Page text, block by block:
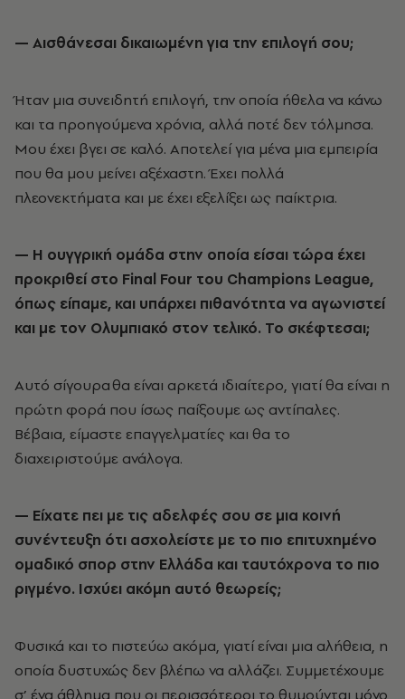
— Αισθάνεσαι δικαιωμένη για την επιλογή σου;
Ήταν μια συνειδητή επιλογή, την οποία ήθελα να κάνω
και τα προηγούμενα χρόνια, αλλά ποτέ δεν τόλμησα.
Μου έχει βγει σε καλό. Αποτελεί για μένα μια εμπειρία
που θα μου μείνει αξέχαστη. Έχει πολλά
πλεονεκτήματα και με έχει εξελίξει ως παίκτρια.
— H ουγγρική ομάδα στην οποία είσαι τώρα έχει
προκριθεί στο Final Four του Champions League,
όπως είπαμε, και υπάρχει πιθανότητα να αγωνιστεί
και με τον Ολυμπιακό στον τελικό. Το σκέφτεσαι;
Αυτό σίγουρα θα είναι αρκετά ιδιαίτερο, γιατί θα είναι η
πρώτη φορά που ίσως παίξουμε ως αντίπαλες.
Βέβαια, είμαστε επαγγελματίες και θα το
διαχειριστούμε ανάλογα.
— Είχατε πει με τις αδελφές σου σε μια κοινή
συνέντευξη ότι ασχολείστε με το πιο επιτυχημένο
ομαδικό σπορ στην Ελλάδα και ταυτόχρονα το πιο
ριγμένο. Ισχύει ακόμη αυτό θεωρείς;
Φυσικά και το πιστεύω ακόμα, γιατί είναι μια αλήθεια, η
οποία δυστυχώς δεν βλέπω να αλλάζει. Συμμετέχουμε
σ’ ένα άθλημα που οι περισσότεροι το θυμούνται μόνο